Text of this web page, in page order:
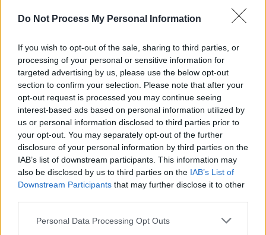
Do Not Process My Personal Information
If you wish to opt-out of the sale, sharing to third parties, or
processing of your personal or sensitive information for
targeted advertising by us, please use the below opt-out
section to confirm your selection. Please note that after your
opt-out request is processed you may continue seeing
interest-based ads based on personal information utilized by
us or personal information disclosed to third parties prior to
your opt-out. You may separately opt-out of the further
disclosure of your personal information by third parties on the
IAB’s list of downstream participants. This information may
also be disclosed by us to third parties on the IAB’s List of
Downstream Participants that may further disclose it to other
Please note that this website/app uses one or more Google
Personal Data Processing Opt Outs
Προσθέστε το ΕΘΝΟΣ στη Google
Η Άστον Βίλα κράτησε την τέταρτη θέση
στην Premier League και η εξέλιξη αυτή
έστειλε οριστικά τονΟλυμπιακόστον 3ο
προκριματικό γύρο τουChampions League
ΔΙΑΒΑΣΤΕ ΕΠΙΣΗΣ
Αθλητισμός|24.05.2026 12:03
Η χειρότερη τραγωδία στην ιστορία
του παγκοσμίου ποδοσφαίρου: Μετά
από 62 χρόνια ακόμα αναζητούνται
ευθύνες